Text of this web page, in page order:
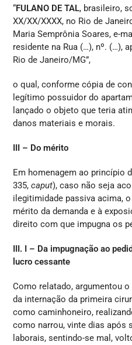
“FULANO DE TAL, brasileiro,
XX/XX/XXXX, no Rio de
Maria Semprônia Soares, e-
residente na Rua (…), nº. (…),
Rio de Janeiro/MG”,
o qual, conforme cópia de
legítimo possuidor do
lançado o objeto que teria
danos materiais e morais.
III – Do mérito
Em homenagem ao princípio
335,caput), caso não seja
ilegitimidade passiva acima,
mérito da demanda e à
direito com que impugna os
III. I – Da impugnação ao
lucro cessante
Como relatado, argumentou
da internação da primeira
como caminhoneiro,
como narrou, vinte dias após
laborais, sentindo-se mal,